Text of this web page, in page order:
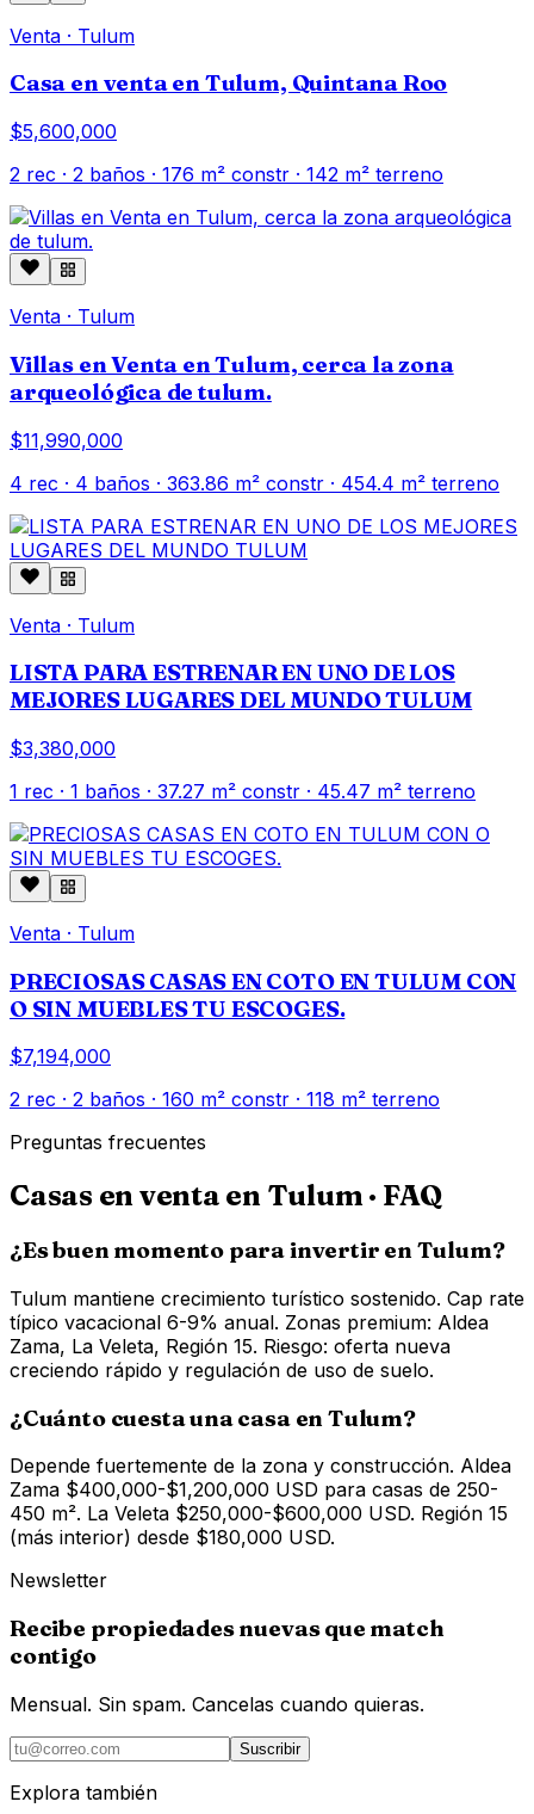
Venta · Tulum
Casa en venta en Tulum, Quintana Roo
$5,600,000
2 rec · 2 baños · 176 m² constr · 142 m² terreno
Venta · Tulum
Villas en Venta en Tulum, cerca la zona
arqueológica de tulum.
$11,990,000
4 rec · 4 baños · 363.86 m² constr · 454.4 m² terreno
Venta · Tulum
LISTA PARA ESTRENAR EN UNO DE LOS
MEJORES LUGARES DEL MUNDO TULUM
$3,380,000
1 rec · 1 baños · 37.27 m² constr · 45.47 m² terreno
Venta · Tulum
PRECIOSAS CASAS EN COTO EN TULUM CON
O SIN MUEBLES TU ESCOGES.
$7,194,000
2 rec · 2 baños · 160 m² constr · 118 m² terreno
Preguntas frecuentes
Casas en venta en Tulum· FAQ
¿Es buen momento para invertir en Tulum?
Tulum mantiene crecimiento turístico sostenido. Cap rate
típico vacacional 6-9% anual. Zonas premium: Aldea
Zama, La Veleta, Región 15. Riesgo: oferta nueva
creciendo rápido y regulación de uso de suelo.
¿Cuánto cuesta una casa en Tulum?
Depende fuertemente de la zona y construcción. Aldea
Zama $400,000-$1,200,000 USD para casas de 250-
450 m². La Veleta $250,000-$600,000 USD. Región 15
(más interior) desde $180,000 USD.
Newsletter
Recibe propiedades nuevas que match
contigo
Mensual. Sin spam. Cancelas cuando quieras.
Suscribir
Explora también